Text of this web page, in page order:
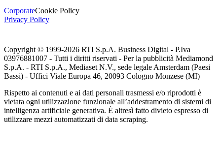
CorporateCookie Policy
Privacy Policy
Copyright © 1999-2026 RTI S.p.A. Business Digital - P.Iva
03976881007 - Tutti i diritti riservati - Per la pubblicità Mediamond
S.p.A. - RTI S.p.A., Mediaset N.V., sede legale Amsterdam (Paesi
Bassi) - Uffici Viale Europa 46, 20093 Cologno Monzese (MI)
Rispetto ai contenuti e ai dati personali trasmessi e/o riprodotti è
vietata ogni utilizzazione funzionale all’addestramento di sistemi di
intelligenza artificiale generativa. È altresì fatto divieto espresso di
utilizzare mezzi automatizzati di data scraping.